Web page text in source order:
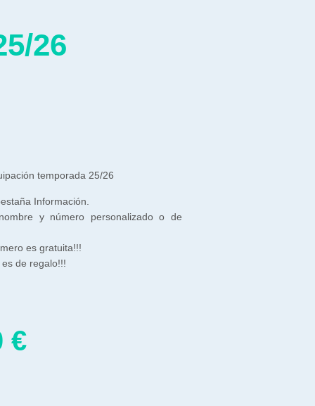
26
temporada 25/26
Información.
y número personalizado o de
es gratuita!!!
de regalo!!!
€